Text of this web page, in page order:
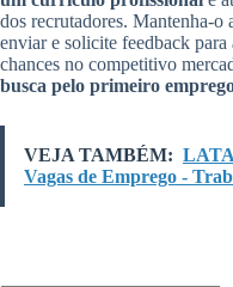
dos recrutadores. Mantenha-o
enviar e solicite feedback
chances no competitivo
busca pelo primeiro
VEJA TAMBÉM:
Vagas de Emprego -